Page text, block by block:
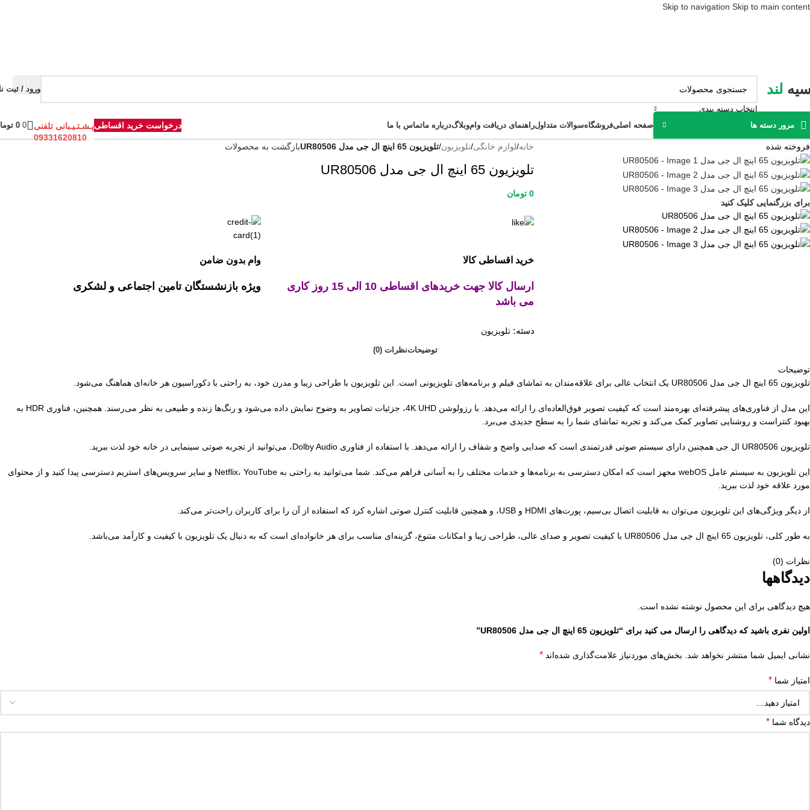
Skip to navigation Skip to main content
لند
انتخاب دسته بندی
ورود / ثبت
مرور دسته ها صفحه اصلیفروشگاهسوالات متداولراهنمای دریافت واموبلاگدرباره ماتماس با ما درخواست خرید اقساطیپـشـتـیـبانی تلفنی
09331620810
0
0
فروخته شده
برای بزرگنمایی کلیک کنید
خانه/لوازم خانگی/تلویزیون/تلویزیون 65 اینچ ال جی مدل UR80506 بازگشت به محصولات
تلویزیون 65 اینچ ال جی مدل UR80506
0 تومان
خرید اقساطی کالا
ارسال کالا جهت خریدهای اقساطی 10 الی 15 روز کاری
می باشد
وام بدون ضامن
ویژه بازنشستگان تامین اجتماعی و لشکری
دسته: تلویزیون
توضیحاتنظرات (0)
توضیحات
تلویزیون 65 اینچ ال جی مدل UR80506 یک انتخاب عالی برای علاقه‌مندان به تماشای فیلم و برنامه‌های تلویزیونی است. این تلویزیون با طراحی زیبا و مدرن خود، به راحتی با دکوراسیون هر خانه‌ای هماهنگ می‌شود.
این مدل از فناوری‌های پیشرفته‌ای بهره‌مند است که کیفیت تصویر فوق‌العاده‌ای را ارائه می‌دهد. با رزولوشن 4K UHD، جزئیات تصاویر به وضوح نمایش داده می‌شود و رنگ‌ها زنده و طبیعی به نظر می‌رسند. همچنین، فناوری HDR به
بهبود کنتراست و روشنایی تصاویر کمک می‌کند و تجربه تماشای شما را به سطح جدیدی می‌برد.
تلویزیون UR80506 ال جی همچنین دارای سیستم صوتی قدرتمندی است که صدایی واضح و شفاف را ارائه می‌دهد. با استفاده از فناوری Dolby Audio، می‌توانید از تجربه صوتی سینمایی در خانه خود لذت ببرید.
این تلویزیون به سیستم عامل webOS مجهز است که امکان دسترسی به برنامه‌ها و خدمات مختلف را به آسانی فراهم می‌کند. شما می‌توانید به راحتی به Netflix، YouTube و سایر سرویس‌های استریم دسترسی پیدا کنید و از محتوای
مورد علاقه خود لذت ببرید.
از دیگر ویژگی‌های این تلویزیون می‌توان به قابلیت اتصال بی‌سیم، پورت‌های HDMI و USB، و همچنین قابلیت کنترل صوتی اشاره کرد که استفاده از آن را برای کاربران راحت‌تر می‌کند.
به طور کلی، تلویزیون 65 اینچ ال جی مدل UR80506 با کیفیت تصویر و صدای عالی، طراحی زیبا و امکانات متنوع، گزینه‌ای مناسب برای هر خانواده‌ای است که به دنبال یک تلویزیون با کیفیت و کارآمد می‌باشد.
نظرات (0)
دیدگاهها
هیچ دیدگاهی برای این محصول نوشته نشده است.
اولین نفری باشید که دیدگاهی را ارسال می کنید برای “تلویزیون 65 اینچ ال جی مدل UR80506”
نشانی ایمیل شما منتشر نخواهد شد. بخش‌های موردنیاز علامت‌گذاری شده‌اند *
امتیاز شما *
دیدگاه شما *